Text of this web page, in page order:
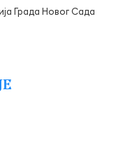
Града Новог Сада